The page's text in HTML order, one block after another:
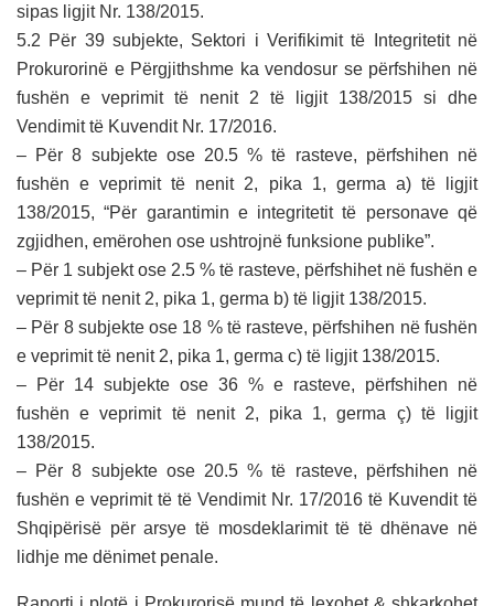
sipas ligjit Nr. 138/2015.
5.2 Për 39 subjekte, Sektori i Verifikimit të Integritetit në
Prokurorinë e Përgjithshme ka vendosur se përfshihen në
fushën e veprimit të nenit 2 të ligjit 138/2015 si dhe
Vendimit të Kuvendit Nr. 17/2016.
– Për 8 subjekte ose 20.5 % të rasteve, përfshihen në
fushën e veprimit të nenit 2, pika 1, germa a) të ligjit
138/2015, “Për garantimin e integritetit të personave që
zgjidhen, emërohen ose ushtrojnë funksione publike”.
– Për 1 subjekt ose 2.5 % të rasteve, përfshihet në fushën e
veprimit të nenit 2, pika 1, germa b) të ligjit 138/2015.
– Për 8 subjekte ose 18 % të rasteve, përfshihen në fushën
e veprimit të nenit 2, pika 1, germa c) të ligjit 138/2015.
– Për 14 subjekte ose 36 % e rasteve, përfshihen në
fushën e veprimit të nenit 2, pika 1, germa ç) të ligjit
138/2015.
– Për 8 subjekte ose 20.5 % të rasteve, përfshihen në
fushën e veprimit të të Vendimit Nr. 17/2016 të Kuvendit të
Shqipërisë për arsye të mosdeklarimit të të dhënave në
lidhje me dënimet penale.